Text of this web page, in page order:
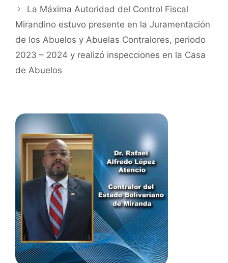
La Máxima Autoridad del Control Fiscal
Mirandino estuvo presente en la Juramentación
de los Abuelos y Abuelas Contralores, periodo
2023 – 2024 y realizó inspecciones en la Casa
de Abuelos